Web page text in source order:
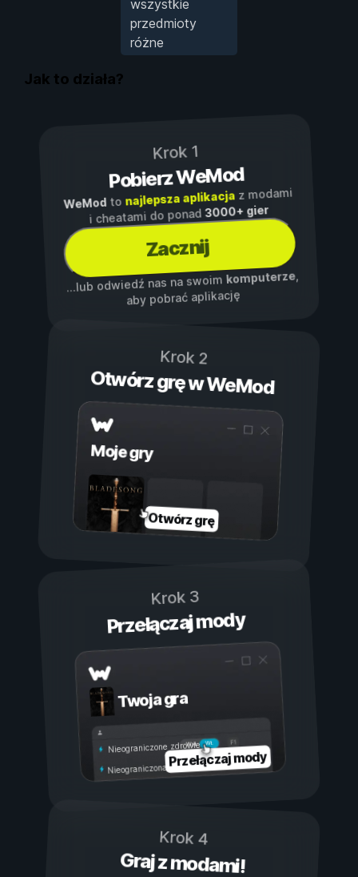
wszystkie
przedmioty
różne
Jak to działa?
Krok 1
Pobierz WeMod
WeModto najlepsza aplikacjaz modami
i cheatami do ponad3000+ gier
Zacznij
...lub odwiedź nas na swoim komputerze,
aby pobrać aplikację
Krok 2
Otwórz grę w WeMod
Moje gry
Otwórz grę
Krok 3
Przełączaj mody
Twoja gra
Wł.
Wył.
Nieograniczone zdrowie
Nieograniczona wytrzymałość
Przełączaj mody
Krok 4
Graj z modami!